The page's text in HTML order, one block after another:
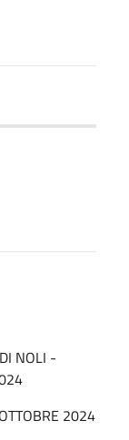
NOLI -
2024